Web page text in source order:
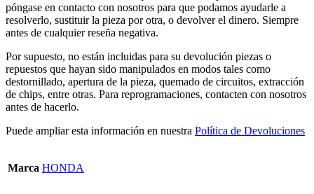
póngase en contacto con nosotros para que podamos ayudarle a
resolverlo, sustituir la pieza por otra, o devolver el dinero. Siempre
antes de cualquier reseña negativa.
Por supuesto, no están incluidas para su devolución piezas o
repuestos que hayan sido manipulados en modos tales como
destornillado, apertura de la pieza, quemado de circuitos, extracción
de chips, entre otras. Para reprogramaciones, contacten con nosotros
antes de hacerlo.
Puede ampliar esta información en nuestra Política de Devoluciones
Marca HONDA